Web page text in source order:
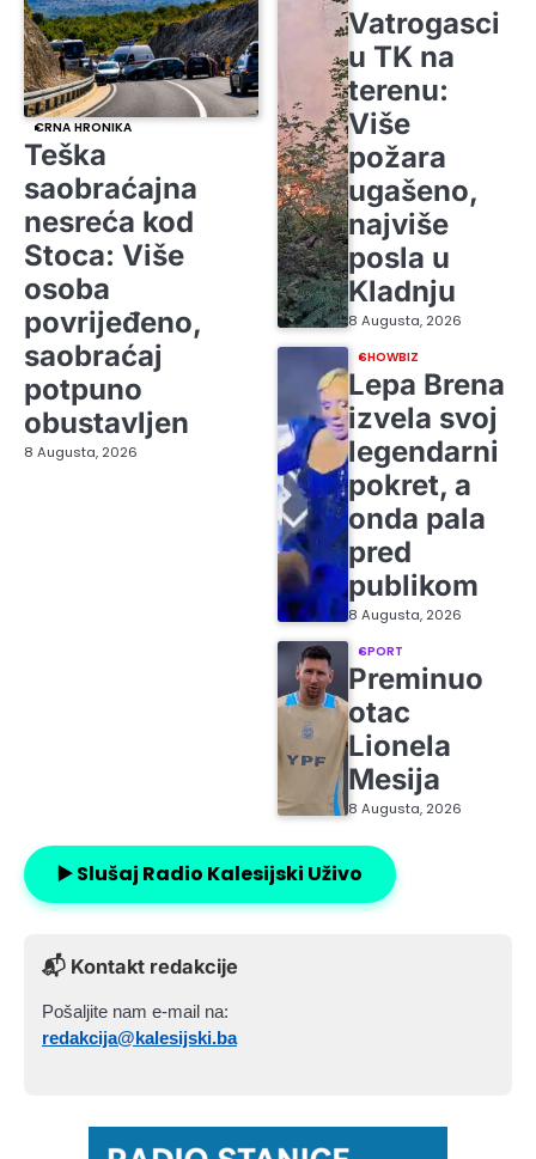
CRNA HRONIKA
Teška
saobraćajna
nesreća kod
Stoca: Više
osoba
povrijeđeno,
saobraćaj
potpuno
obustavljen
8 Augusta, 2026
Vatrogasci
u TK na
terenu:
Više
požara
ugašeno,
najviše
posla u
Kladnju
8 Augusta, 2026
SHOWBIZ
Lepa Brena
izvela svoj
legendarni
pokret, a
onda pala
pred
publikom
8 Augusta, 2026
SPORT
Preminuo
otac
Lionela
Mesija
8 Augusta, 2026
▶️ Slušaj Radio Kalesijski Uživo
📬 Kontakt redakcije
Pošaljite nam e-mail na:
redakcija@kalesijski.ba